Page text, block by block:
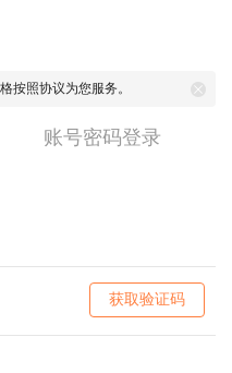
按照协议为您服务。
账号密码登录
获取验证码